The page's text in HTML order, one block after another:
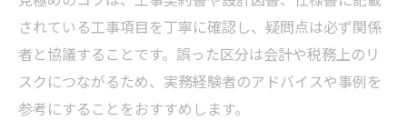
されている工事項目を丁寧に確認し、疑問点は必ず関係
者と協議することです。誤った区分は会計や税務上のリ
スクにつながるため、実務経験者のアドバイスや事例を
参考にすることをおすすめします。